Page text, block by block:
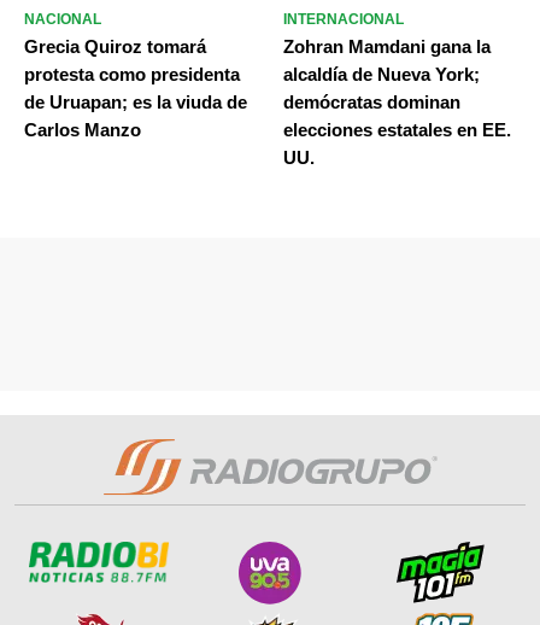
NACIONAL
Grecia Quiroz tomará
protesta como presidenta
de Uruapan; es la viuda de
Carlos Manzo
INTERNACIONAL
Zohran Mamdani gana la
alcaldía de Nueva York;
demócratas dominan
elecciones estatales en EE.
UU.